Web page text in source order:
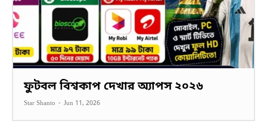
ফুটবল বিশ্বকাপ দেখার অ্যাপস ২০২৬
Star Shanto - Jun 11, 2026